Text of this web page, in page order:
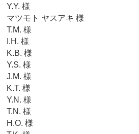
Y.Y. 様
マツモト ヤスアキ 様
T.M. 様
I.H. 様
K.B. 様
Y.S. 様
J.M. 様
K.T. 様
Y.N. 様
T.N. 様
H.O. 様